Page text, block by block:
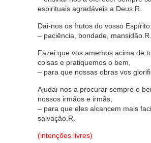
espirituais agradáveis a Deus.R.
Dai-nos os frutos do vosso Espírito:
– paciência, bondade, mansidão.R.
Fazei que vos amemos acima de
coisas e pratiquemos o bem,
– para que nossas obras vos
Ajudai-nos a procurar sempre o
nossos irmãos e irmãs,
– para que eles alcancem mais
salvação.R.
(intenções livres)